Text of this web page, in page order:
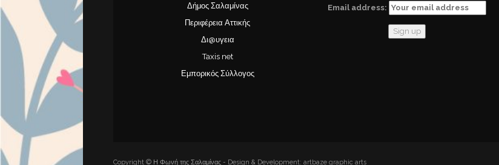
Δήμος Σαλαμίνας
Περιφέρεια Αττικής
Δι@υγεια
Taxis net
Εμπορικός Σύλλογος
Email address:
Copyright © Η Φωνή της Σαλαμίνας - Design & Development: artbaze graphic arts